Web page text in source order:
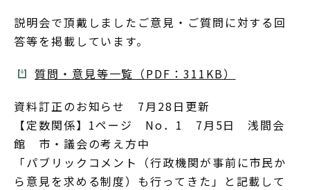
説明会で頂戴しましたご意見・ご質問に対する回
答等を掲載しています。
質問・意見等一覧（PDF：311KB）
資料訂正のお知らせ 7月28日更新
【定数関係】1ページ No．1 7月5日 浅間会
館 市・議会の考え方中
「パブリックコメント（行政機関が事前に市民か
ら意見を求める制度）も行ってきた」と記載して